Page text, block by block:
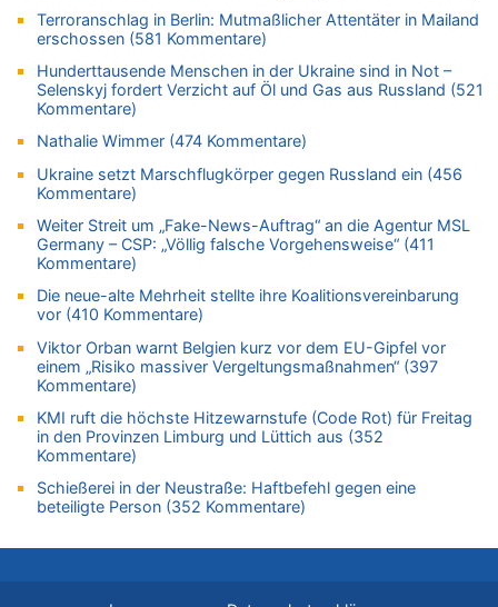
Zweite Hitzewelle in diesem Sommer ist jetzt amtlich
06.08.2026 - 21:14 von Ach zu
Aachen ab 11. August wieder Mekka des Pferdesports –
Belgien setzt bei Reit-WM auf starke Springreiter
06.08.2026 - 20:43 von 5/11 zu
Wasserstand des Rheins in NRW so niedrig wie noch nie
06.08.2026 - 20:35 von Wolfgang2 zu
Zurück an den Rhein: Hendrich wechselt zum 1. FC Köln
06.08.2026 - 20:16 von Panda46 zu
AS Eupen: „Keiner weiß, wohin die Reise geht…“
06.08.2026 - 19:17 von Guido Scholzen zu
Zweite Hitzewelle in diesem Sommer ist jetzt amtlich
06.08.2026 - 19:14 von JoKrings zu
Zweite Hitzewelle in diesem Sommer ist jetzt amtlich
06.08.2026 - 18:40 von Ostbelgien Direkt zu
06.08.2026 - 18:29 von Zahlen zählen Fakten zu
Zweite Hitzewelle in diesem Sommer ist jetzt amtlich
06.08.2026 - 17:51 von ne Hondsjong zu
Zweite Hitzewelle in diesem Sommer ist jetzt amtlich
Terroranschlag in Berlin: Mutmaßlicher Attentäter in Mailand
erschossen (581 Kommentare)
Hunderttausende Menschen in der Ukraine sind in Not –
Selenskyj fordert Verzicht auf Öl und Gas aus Russland (521
Kommentare)
Nathalie Wimmer (474 Kommentare)
Ukraine setzt Marschflugkörper gegen Russland ein (456
Kommentare)
Weiter Streit um „Fake-News-Auftrag“ an die Agentur MSL
Germany – CSP: „Völlig falsche Vorgehensweise“ (411
Kommentare)
Die neue-alte Mehrheit stellte ihre Koalitionsvereinbarung
vor (410 Kommentare)
Viktor Orban warnt Belgien kurz vor dem EU-Gipfel vor
einem „Risiko massiver Vergeltungsmaßnahmen“ (397
Kommentare)
KMI ruft die höchste Hitzewarnstufe (Code Rot) für Freitag
in den Provinzen Limburg und Lüttich aus (352
Kommentare)
Schießerei in der Neustraße: Haftbefehl gegen eine
beteiligte Person (352 Kommentare)